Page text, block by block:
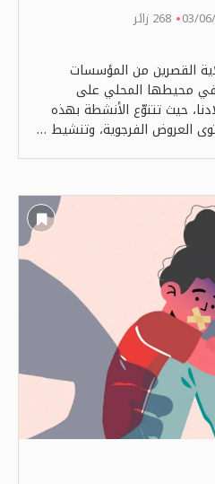
03/ 268 زائر
القصرين من المؤسسات
في محيطها المحلي على
حيث تتنوّع الأنشطة بهذه
العروض الفرجوية، وتنشيط …